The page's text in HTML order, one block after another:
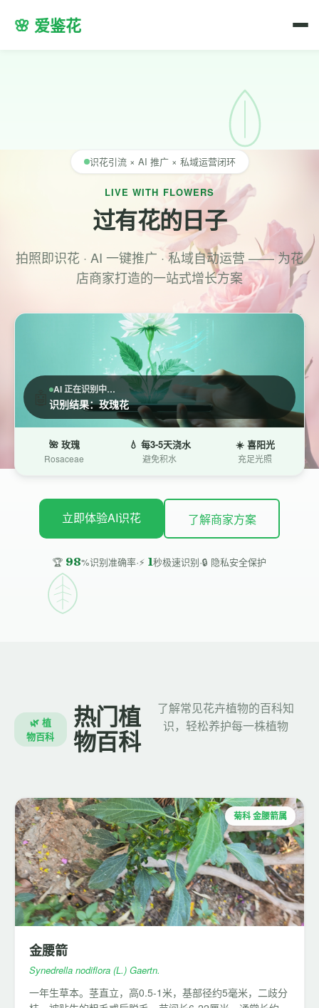
🌸 爱鉴花
识花引流 × AI 推广 × 私域运营闭环
LIVE WITH FLOWERS
过有花的日子
拍照即识花 · AI 一键推广 · 私域自动运营 —— 为花
店商家打造的一站式增长方案
AI 正在识别中…
识别结果：玫瑰花
🌺 玫瑰
Rosaceae
💧 每3-5天浇水
避免积水
☀️ 喜阳光
充足光照
立即体验AI识花 了解商家方案
🏆 98%识别准确率·⚡ 1秒极速识别·🔒 隐私安全保护
🌿 植
物百科
热门植
物百科
了解常见花卉植物的百科知
识，轻松养护每一株植物
菊科 金腰箭属
金腰箭
Synedrella nodiflora (L.) Gaertn.
一年生草本。茎直立，高0.5-1米，基部径约5毫米，二歧分